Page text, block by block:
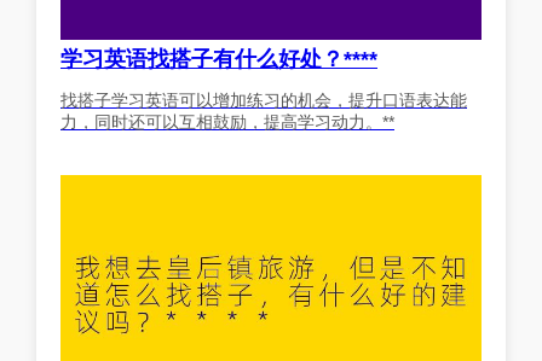
学习英语找搭子有什么好处？****
找搭子学习英语可以增加练习的机会，提升口语表达能
力，同时还可以互相鼓励，提高学习动力。**